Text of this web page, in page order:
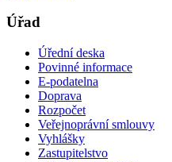
Úřad
Úřední deska
Povinné informace
E-podatelna
Doprava
Rozpočet
Veřejnoprávní smlouvy
Vyhlášky
Zastupitelstvo